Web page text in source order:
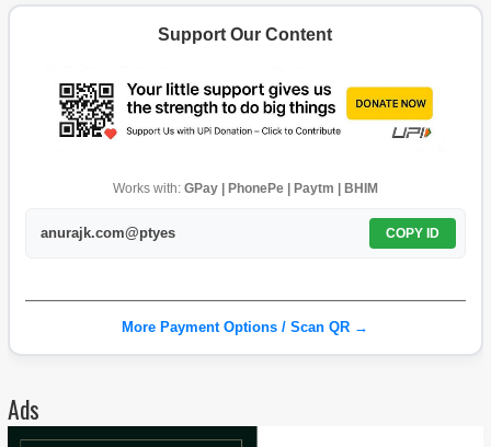
Support Our Content
Works with: GPay | PhonePe | Paytm | BHIM
anurajk.com@ptyes COPY ID
More Payment Options / Scan QR →
Ads